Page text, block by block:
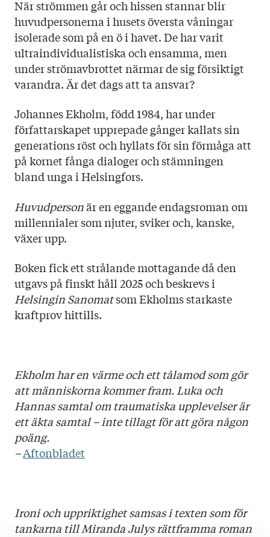
När strömmen går och hissen stannar blir
huvudpersonerna i husets översta våningar
isolerade som på en ö i havet. De har varit
ultraindividualistiska och ensamma, men
under strömavbrottet närmar de sig försiktigt
varandra. Är det dags att ta ansvar?
Johannes Ekholm, född 1984, har under
författarskapet upprepade gånger kallats sin
generations röst och hyllats för sin förmåga att
på kornet fånga dialoger och stämningen
bland unga i Helsingfors.
Huvudpersonär en eggande endagsroman om
millennialer som njuter, sviker och, kanske,
växer upp.
Boken fick ett strålande mottagande då den
utgavs på finskt håll 2025 och beskrevs i
Helsingin Sanomatsom Ekholms starkaste
kraftprov hittills.
Ekholm har en värme och ett tålamod som gör
att människorna kommer fram. Luka och
Hannas samtal om traumatiska upplevelser är
ett äkta samtal – inte tillagt för att göra någon
poäng.
–Aftonbladet
Ironi och uppriktighet samsas i texten som för
tankarna tillMiranda Julysrättframma roman